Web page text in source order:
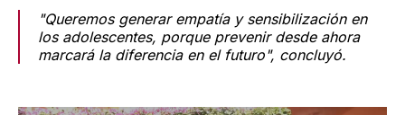
"Queremos generar empatía y sensibilización en
los adolescentes, porque prevenir desde ahora
marcará la diferencia en el futuro", concluyó.